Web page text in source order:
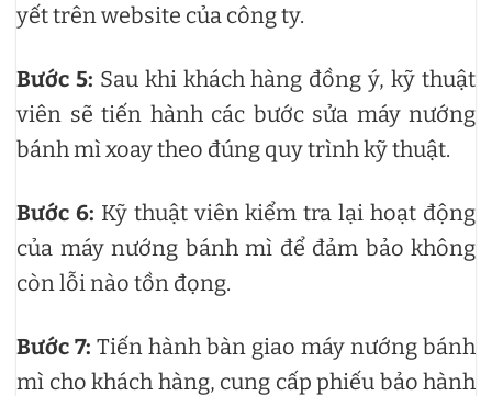
yết trên website của công ty.
Bước 5: Sau khi khách hàng đồng ý, kỹ thuật
viên sẽ tiến hành các bước sửa máy nướng
bánh mì xoay theo đúng quy trình kỹ thuật.
Bước 6: Kỹ thuật viên kiểm tra lại hoạt động
của máy nướng bánh mì để đảm bảo không
còn lỗi nào tồn đọng.
Bước 7: Tiến hành bàn giao máy nướng bánh
mì cho khách hàng, cung cấp phiếu bảo hành